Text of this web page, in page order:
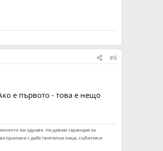
#8
е първото - това е нещо
ви здраве. Не давам гаранция за
прилика с действителни лица, събития и